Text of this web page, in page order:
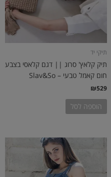
תיקי יד
תיק קלאץ' סרוג || דגם קלאסי בצבע
חום קאמל טבעי – Slav&So
₪529
הוספה לסל